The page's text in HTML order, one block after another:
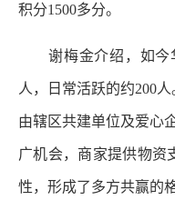
积分1500多分。
谢梅金介绍，如今
人，日常活跃的约200
由辖区共建单位及爱心
广机会，商家提供物资
性，形成了多方共赢的